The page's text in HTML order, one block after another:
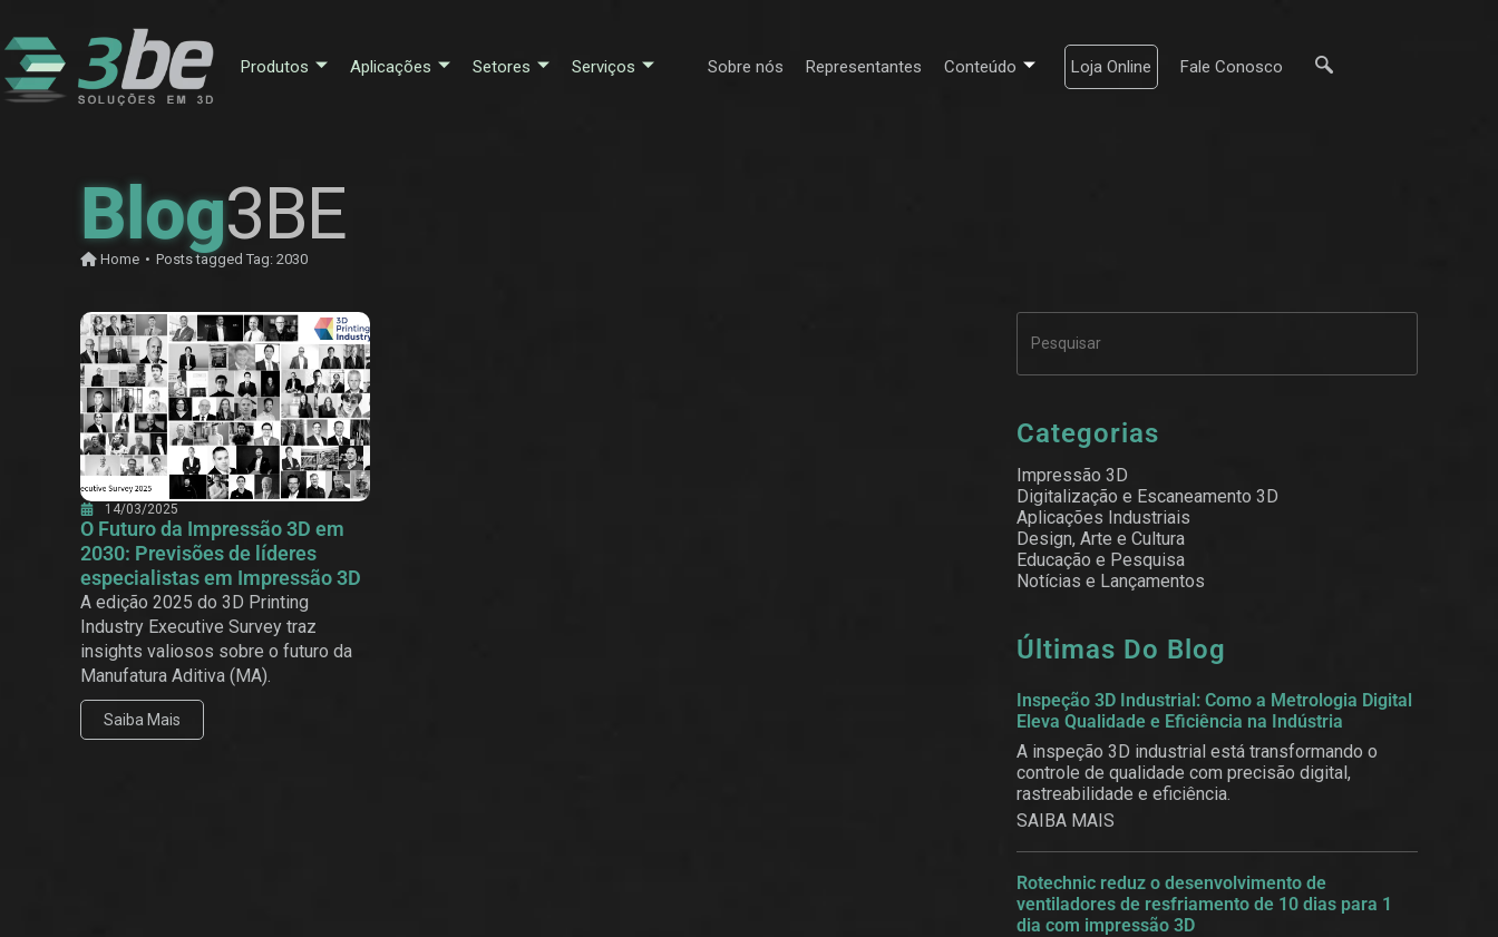
Produtos Aplicações Setores Serviços Sobre nós Representantes Conteúdo Loja Online Fale Conosco
Blog3BE
Home • Posts tagged Tag: 2030
14/03/2025
O Futuro da Impressão 3D em
2030: Previsões de líderes
especialistas em Impressão 3D
A edição 2025 do 3D Printing
Industry Executive Survey traz
insights valiosos sobre o futuro da
Manufatura Aditiva (MA).
Saiba Mais
Categorias
Impressão 3D
Digitalização e Escaneamento 3D
Aplicações Industriais
Design, Arte e Cultura
Educação e Pesquisa
Notícias e Lançamentos
Últimas Do Blog
Inspeção 3D Industrial: Como a Metrologia Digital
Eleva Qualidade e Eficiência na Indústria
A inspeção 3D industrial está transformando o
controle de qualidade com precisão digital,
rastreabilidade e eficiência.
SAIBA MAIS
Rotechnic reduz o desenvolvimento de
ventiladores de resfriamento de 10 dias para 1
dia com impressão 3D